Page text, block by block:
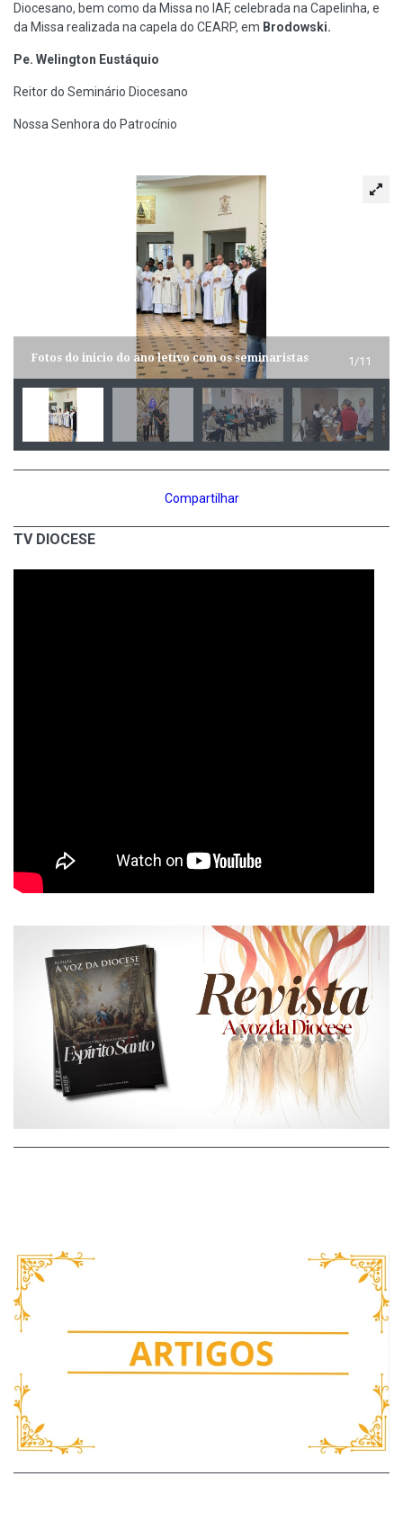
Diocesano, bem como da Missa no IAF, celebrada na Capelinha, e
da Missa realizada na capela do CEARP, em Brodowski.
Pe. Welington Eustáquio
Reitor do Seminário Diocesano
Nossa Senhora do Patrocínio
Fotos do inicio do ano letivo com os seminaristas 1/11
Compartilhar
TV DIOCESE